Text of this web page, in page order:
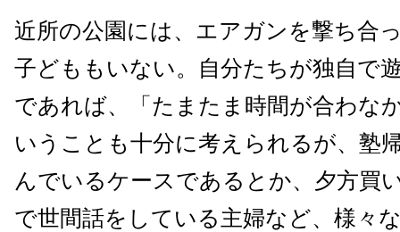
近所の公園には、エアガンを撃ち合
子どももいない。自分たちが独自で
であれば、「たまたま時間が合わな
いうことも十分に考えられるが、塾
んでいるケースであるとか、夕方買
で世間話をしている主婦など、様々